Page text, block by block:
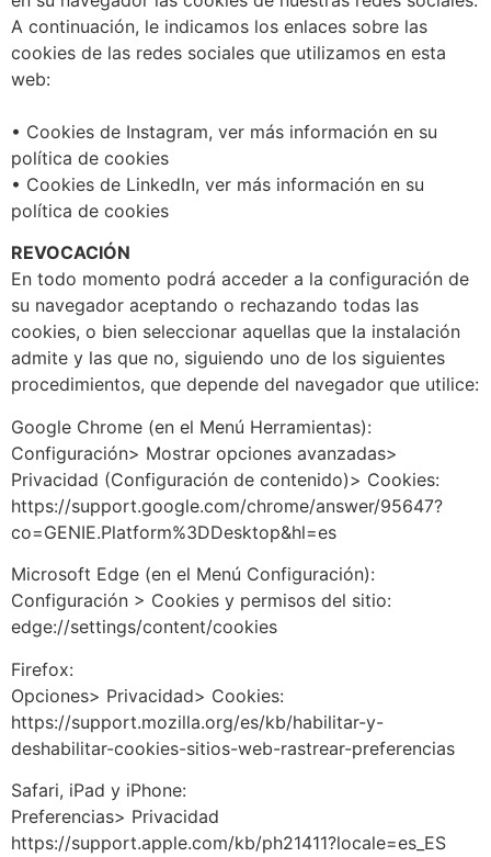
A continuación, le indicamos los enlaces sobre las
cookies de las redes sociales que utilizamos en esta
web:
• Cookies de Instagram, ver más información en su
política de cookies
• Cookies de LinkedIn, ver más información en su
política de cookies
REVOCACIÓN
En todo momento podrá acceder a la configuración de
su navegador aceptando o rechazando todas las
cookies, o bien seleccionar aquellas que la instalación
admite y las que no, siguiendo uno de los siguientes
procedimientos, que depende del navegador que utilice:
Google Chrome (en el Menú Herramientas):
Configuración> Mostrar opciones avanzadas>
Privacidad (Configuración de contenido)> Cookies:
https://support.google.com/chrome/answer/95647?
co=GENIE.Platform%3DDesktop&hl=es
Microsoft Edge (en el Menú Configuración):
Configuración > Cookies y permisos del sitio:
edge://settings/content/cookies
Firefox:
Opciones> Privacidad> Cookies:
https://support.mozilla.org/es/kb/habilitar-y-
deshabilitar-cookies-sitios-web-rastrear-preferencias
Safari, iPad y iPhone:
Preferencias> Privacidad
https://support.apple.com/kb/ph21411?locale=es_ES